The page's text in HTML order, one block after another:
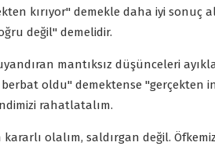
kırıyor" demekle daha iyi sonuç
değil" demelidir.
uyandıran mantıksız düşünceleri
oldu" demektense "gerçekten
rahatlatalım.
kararlı olalım, saldırgan değil.